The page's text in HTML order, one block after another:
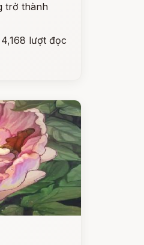
trở thành
4,168 lượt đọc